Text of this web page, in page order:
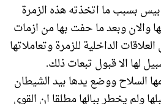
بسبب ما اتخذته هذه الزمرة
والان وبعد ما حفت بها من ازمات
الداخلية للزمرة وتعاملاتها
لها الا قبول تبعات ذلك.
السلاح ووضع يدها بيد الشيطان
ولم يخطر ببالها مطلقا ان القوى